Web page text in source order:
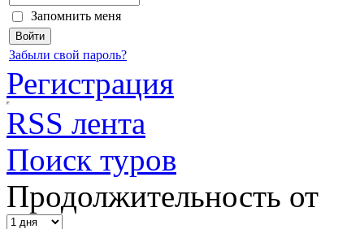
Запомнить меня
Забыли свой пароль?
Регистрация
RSS лента
Поиск туров
Продолжительность от